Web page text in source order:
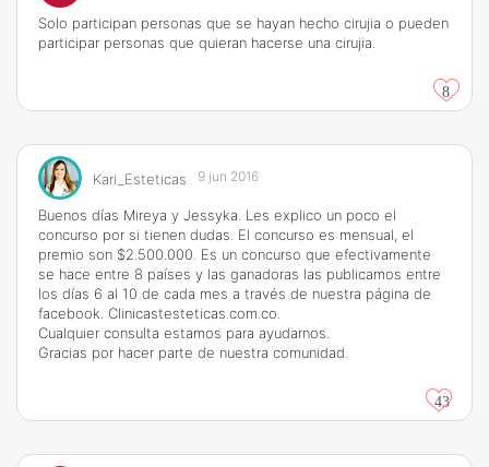
Solo participan personas que se hayan hecho cirujia o pueden
participar personas que quieran hacerse una cirujia.
8
Kari_Esteticas 9 jun 2016
Buenos días Mireya y Jessyka. Les explico un poco el
concurso por si tienen dudas. El concurso es mensual, el
premio son $2.500.000. Es un concurso que efectivamente
se hace entre 8 países y las ganadoras las publicamos entre
los días 6 al 10 de cada mes a través de nuestra página de
facebook. Clinicastesteticas.com.co
Cualquier consulta estamos para ayudarnos.
Gracias por hacer parte de nuestra comunidad.
43